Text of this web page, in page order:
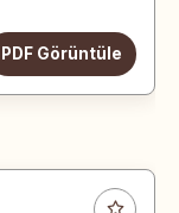
PDF Görüntüle